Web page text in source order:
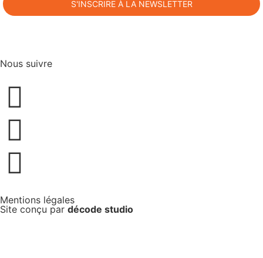
Nous suivre
Mentions légales
Site conçu par décode studio